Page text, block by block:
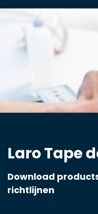
Laro Tape
Download
richtlijnen